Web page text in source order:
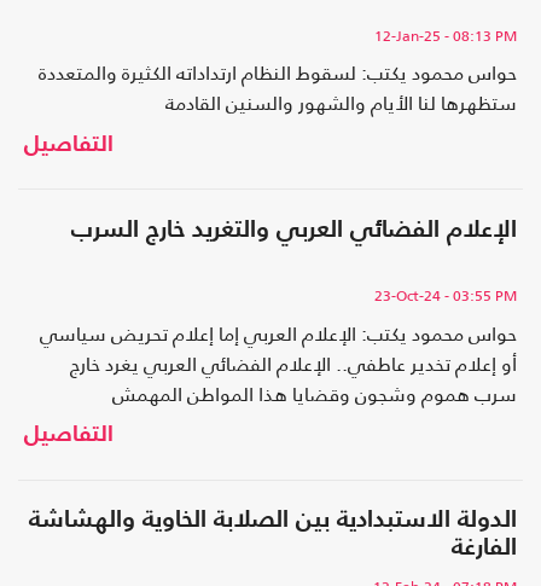
12-Jan-25 - 08:13 PM
حواس محمود يكتب: لسقوط النظام ارتداداته الكثيرة والمتعددة
ستظهرها لنا الأيام والشهور والسنين القادمة
التفاصيل
الإعلام الفضائي العربي والتغريد خارج السرب
23-Oct-24- 03:55 PM
حواس محمود يكتب: الإعلام العربي إما إعلام تحريض سياسي
أو إعلام تخدير عاطفي.. الإعلام الفضائي العربي يغرد خارج
سرب هموم وشجون وقضايا هذا المواطن المهمش
التفاصيل
الدولة الاستبدادية بين الصلابة الخاوية والهشاشة
الفارغة